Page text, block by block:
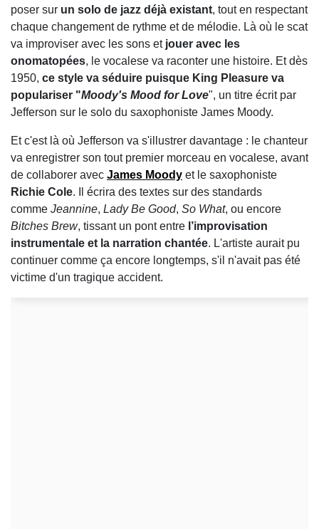
poser sur un solo de jazz déjà existant, tout en respectant
chaque changement de rythme et de mélodie. Là où le scat
va improviser avec les sons etjouer avec les
onomatopées, le vocalese va raconter une histoire. Et dès
1950, ce style va séduire puisque King Pleasure va
populariser "Moody's Mood for Love", un titre écrit par
Jefferson sur le solo du saxophoniste James Moody.
Et c'est là où Jefferson va s'illustrer davantage : le chanteur
va enregistrer son tout premier morceau en vocalese, avant
de collaborer avec James Moody et le saxophoniste
Richie Cole. Il écrira des textes sur des standards
comme Jeannine, Lady Be Good, So What, ou encore
Bitches Brew, tissant un pont entre l’improvisation
instrumentale et la narration chantée. L'artiste aurait pu
continuer comme ça encore longtemps, s'il n'avait pas été
victime d'un tragique accident.